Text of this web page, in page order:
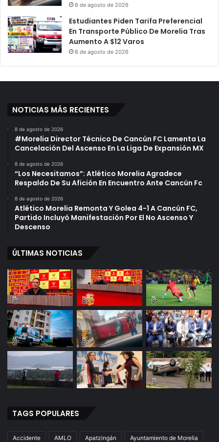
8 de agosto de 2026
Estudiantes Piden Tarifa Preferencial
En Transporte Público De Morelia Tras
Aumento A $12 Varos
8 de agosto de 2026
NOTICIAS MÁS RECIENTES
8 de agosto de 2026
#Morelia Director Técnico De Cancún FC Lamenta La
Cancelación Del Ascenso En La Liga De Expansión MX
8 de agosto de 2026
“Los Necesitamos”: Atlético Morelia Agradece
Respaldo De Su Afición En Encuentro Ante Cancún Fc
8 de agosto de 2026
Atlético Morelia Remonta Y Golea 4-1 A Cancún FC,
Partido Incluyó Manifestación Por El No Ascenso Y
Descenso
ÚLTIMAS NOTICIAS
TAGS POPULARES
Accidente AMLO Apatzingán Ayuntamiento de Morelia